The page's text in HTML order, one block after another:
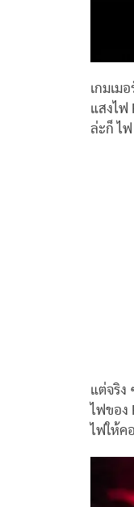
เกมเม
แสงไฟ
ล่ะก็ ไ
แต่จริง
ไฟของ
ไฟให้ค